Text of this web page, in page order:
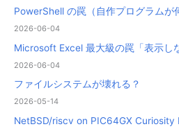
PowerShell の罠（自作プログラムが
2026-06-04
Microsoft Excel 最大級の罠「表示し
2026-06-04
ファイルシステムが壊れる？
2026-05-14
NetBSD/riscv on PIC64GX Curiosity